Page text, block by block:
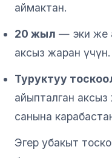
аймактан.
20 жыл — эки же
аксыз жаран үчүн.
Туруктуу
айыпталган
санына
Эгер убакыт